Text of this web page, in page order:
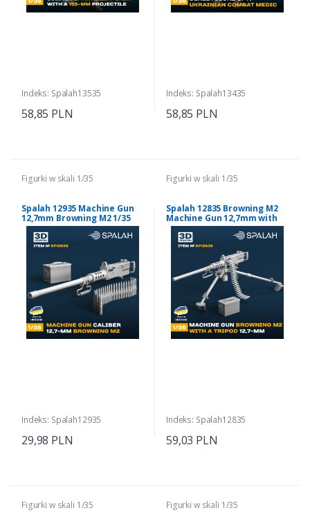
Indeks: Spalah13535
58,85 PLN
Indeks: Spalah13435
58,85 PLN
Figurki w skali 1/35
Spalah 12935 Machine Gun
12,7mm Browning M2 1/35
Indeks: Spalah12935
29,98 PLN
Figurki w skali 1/35
Spalah 12835 Browning M2
Machine Gun 12,7mm with
Tripod 1/35
Indeks: Spalah12835
59,03 PLN
Figurki w skali 1/35 Figurki w skali 1/35